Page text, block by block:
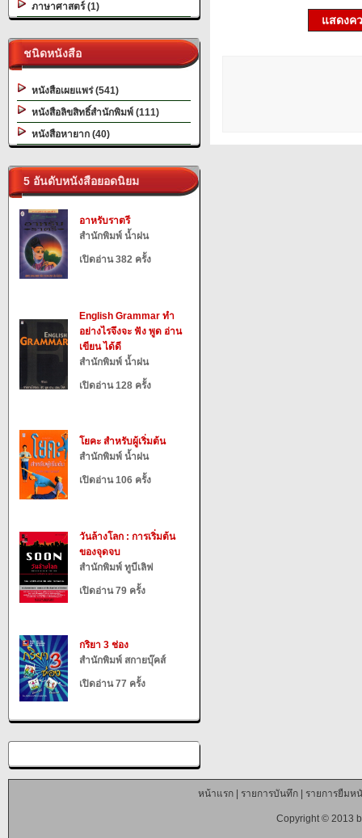
ภาษาศาสตร์ (1)
ชนิดหนังสือ
หนังสือเผยแพร่ (541)
หนังสือลิขสิทธิ์สำนักพิมพ์ (111)
หนังสือหายาก (40)
5 อันดับหนังสือยอดนิยม
อาหรับราตรี
สำนักพิมพ์ น้ำฝน
เปิดอ่าน 382 ครั้ง
English Grammar ทำ
อย่างไรจึงจะ ฟัง พูด อ่าน
เขียน ได้ดี
สำนักพิมพ์ น้ำฝน
เปิดอ่าน 128 ครั้ง
โยคะ สำหรับผู้เริ่มต้น
สำนักพิมพ์ น้ำฝน
เปิดอ่าน 106 ครั้ง
วันล้างโลก : การเริ่มต้น
ของจุดจบ
สำนักพิมพ์ ทูบีเลิฟ
เปิดอ่าน 79 ครั้ง
กริยา 3 ช่อง
สำนักพิมพ์ สกายบุ๊คส์
เปิดอ่าน 77 ครั้ง
แสดงค
หน้าแรก| รายการบันทึก| รายการยืมห
Copyright © 2013